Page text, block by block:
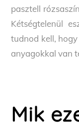
pasztell
Kétségtelenül
tudnod kell,
anyagokkal van
Mik